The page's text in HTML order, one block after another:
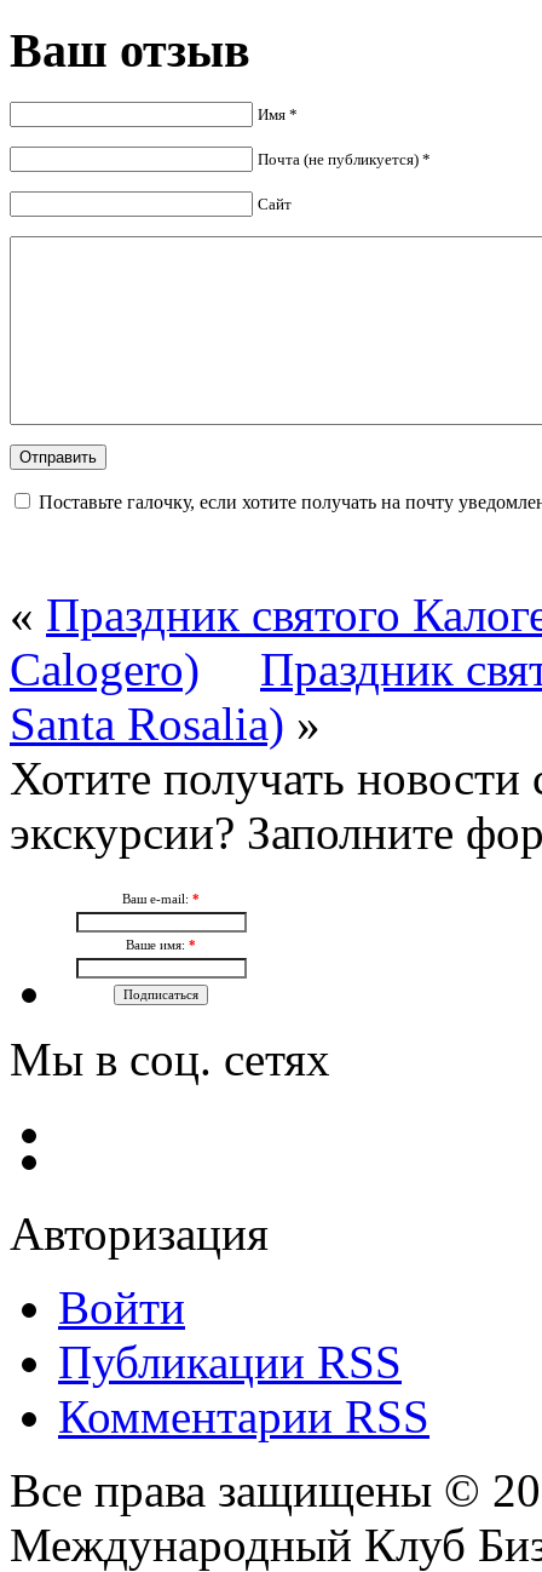
Ваш отзыв
Имя *
Почта (не публикуется) *
Сайт
Поставьте галочку, если хотите получать на почту
« Праздник святого
Calogero)
Праздник
Santa Rosalia) »
Хотите получать
экскурсии? Заполните
Ваш e-mail: *
Ваше имя: *
Мы в соц. сетях
Авторизация
Войти
Публикации RSS
Комментарии RSS
Все права защищены ©
Международный Клуб